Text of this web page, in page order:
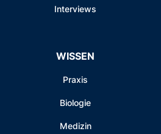
Interviews
WISSEN
Praxis
Biologie
Medizin